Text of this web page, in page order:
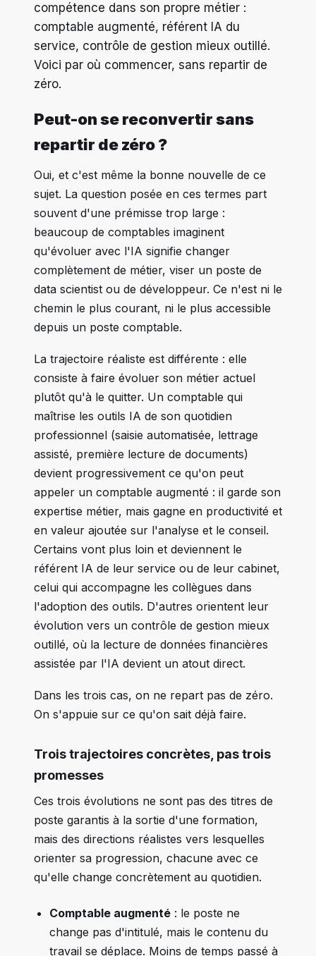
compétence dans son propre métier :
comptable augmenté, référent IA du
service, contrôle de gestion mieux outillé.
Voici par où commencer, sans repartir de
zéro.
Peut-on se reconvertir sans
repartir de zéro ?
Oui, et c'est même la bonne nouvelle de ce
sujet. La question posée en ces termes part
souvent d'une prémisse trop large :
beaucoup de comptables imaginent
qu'évoluer avec l'IA signifie changer
complètement de métier, viser un poste de
data scientist ou de développeur. Ce n'est ni le
chemin le plus courant, ni le plus accessible
depuis un poste comptable.
La trajectoire réaliste est différente : elle
consiste à faire évoluer son métier actuel
plutôt qu'à le quitter. Un comptable qui
maîtrise les outils IA de son quotidien
professionnel (saisie automatisée, lettrage
assisté, première lecture de documents)
devient progressivement ce qu'on peut
appeler un comptable augmenté : il garde son
expertise métier, mais gagne en productivité et
en valeur ajoutée sur l'analyse et le conseil.
Certains vont plus loin et deviennent le
référent IA de leur service ou de leur cabinet,
celui qui accompagne les collègues dans
l'adoption des outils. D'autres orientent leur
évolution vers un contrôle de gestion mieux
outillé, où la lecture de données financières
assistée par l'IA devient un atout direct.
Dans les trois cas, on ne repart pas de zéro.
On s'appuie sur ce qu'on sait déjà faire.
Trois trajectoires concrètes, pas trois
promesses
Ces trois évolutions ne sont pas des titres de
poste garantis à la sortie d'une formation,
mais des directions réalistes vers lesquelles
orienter sa progression, chacune avec ce
qu'elle change concrètement au quotidien.
Comptable augmenté : le poste ne
change pas d'intitulé, mais le contenu du
travail se déplace. Moins de temps passé à